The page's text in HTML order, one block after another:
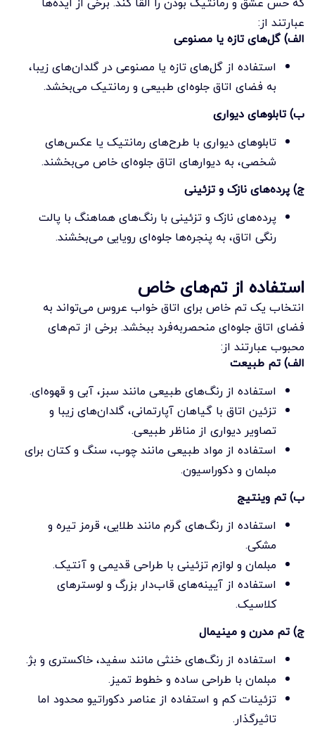
عبارتند از:
الف) گل‌های تازه یا مصنوعی
استفاده از گل‌های تازه یا مصنوعی در گلدان‌های زیبا،
به فضای اتاق جلوه‌ای طبیعی و رمانتیک می‌بخشد.
ب) تابلوهای دیواری
تابلوهای دیواری با طرح‌های رمانتیک یا عکس‌های
شخصی، به دیوارهای اتاق جلوه‌ای خاص می‌بخشند.
ج) پرده‌های نازک و تزئینی
پرده‌های نازک و تزئینی با رنگ‌های هماهنگ با پالت
رنگی اتاق، به پنجره‌ها جلوه‌ای رویایی می‌بخشند.
استفاده از تم‌های خاص
انتخاب یک تم خاص برای اتاق خواب عروس می‌تواند به
فضای اتاق جلوه‌ای منحصربه‌فرد ببخشد. برخی از تم‌های
محبوب عبارتند از:
الف) تم طبیعت
استفاده از رنگ‌های طبیعی مانند سبز، آبی و قهوه‌ای.
تزئین اتاق با گیاهان آپارتمانی، گلدان‌های زیبا و
تصاویر دیواری از مناظر طبیعی.
استفاده از مواد طبیعی مانند چوب، سنگ و کتان برای
مبلمان و دکوراسیون.
ب) تم وینتیج
استفاده از رنگ‌های گرم مانند طلایی، قرمز تیره و
مشکی.
مبلمان و لوازم تزئینی با طراحی قدیمی و آنتیک.
استفاده از آیینه‌های قاب‌دار بزرگ و لوسترهای
کلاسیک.
ج) تم مدرن و مینیمال
استفاده از رنگ‌های خنثی مانند سفید، خاکستری و بژ.
مبلمان با طراحی ساده و خطوط تمیز.
تزئینات کم و استفاده از عناصر دکوراتیو محدود اما
تاثیرگذار.